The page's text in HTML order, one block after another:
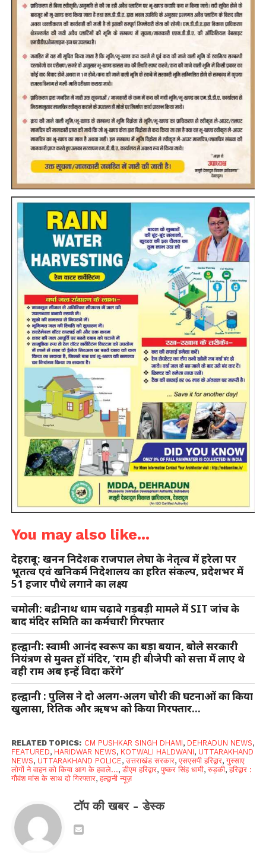
You may also like...
देहरादून: खनन निदेशक राजपाल लेघा के नेतृत्व में हरेला पर
भूतत्व एवं खनिकर्म निदेशालय का हरित संकल्प, प्रदेशभर में
51 हजार पौधे लगाने का लक्ष्य
चमोली: बद्रीनाथ धाम चढ़ावे गड़बड़ी मामले में SIT जांच के
बाद मंदिर समिति का कर्मचारी गिरफ्तार
हल्द्वानी: स्वामी आनंद स्वरूप का बड़ा बयान, बोले सरकारी
नियंत्रण से मुक्त हों मंदिर, ‘राम ही बीजेपी को सत्ता में लाए थे
वही राम अब इन्हें विदा करेंगे’
हल्द्वानी : पुलिस ने दो अलग-अलग चोरी की घटनाओं का किया
खुलासा, रितिक और ऋषभ को किया गिरफ्तार…
RELATED TOPICS: CM PUSHKAR SINGH DHAMI, DEHRADUN NEWS,
FEATURED, HARIDWAR NEWS, KOTWALI HALDWANI, UTTARAKHAND
NEWS, UTTARAKHAND POLICE,उत्तराखंड सरकार,एसएसपी हरिद्वार,गुस्साए
लोगों ने वाहन को किया आग के हवाले...,डीएम हरिद्वार,पुष्कर सिंह धामी,रुड़की,हरिद्वार :
गौवंश मांस के साथ दो गिरफ्तार,हल्द्वानी न्यूज़
टॉप की खबर - डेस्क